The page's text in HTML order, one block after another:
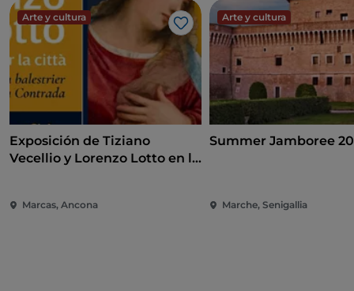
Arte y cultura
Me gusta
Exposición de Tiziano
Vecellio y Lorenzo Lotto en la
Marcas, Ancona
Arte y cultura
Summer Jamboree
Marche, Senigallia